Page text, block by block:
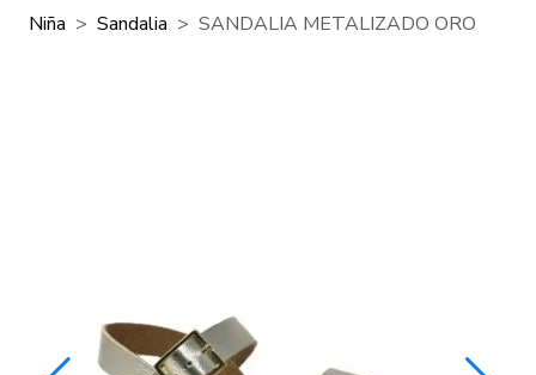
Niña Sandalia SANDALIA METALIZADO ORO